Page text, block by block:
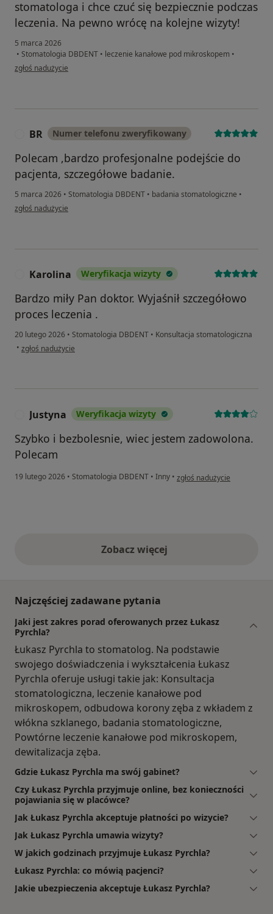
stomatologa i chce czuć się bezpiecznie podczas
leczenia. Na pewno wrócę na kolejne wizyty!
5 marca 2026
• Stomatologia DBDENT • leczenie kanałowe pod mikroskopem •
w opinii użytkownika Pacjent
zgłoś nadużycie
BR Numer telefonu zweryfikowany
Polecam ,bardzo profesjonalne podejście do
pacjenta, szczegółowe badanie.
5 marca 2026 • Stomatologia DBDENT • badania stomatologiczne •
w opinii użytkownika BR
zgłoś nadużycie
Karolina Weryfikacja wizyty
Bardzo miły Pan doktor. Wyjaśnił szczegółowo
proces leczenia .
20 lutego 2026 • Stomatologia DBDENT • Konsultacja stomatologiczna
• w opinii użytkownika Karolina
zgłoś nadużycie
Justyna Weryfikacja wizyty
Szybko i bezbolesnie, wiec jestem zadowolona.
Polecam
19 lutego 2026 • Stomatologia DBDENT • Inny • w opinii użytkownika Justyna
zgłoś nadużycie
Zobacz więcejopinie powyżej
Najczęściej zadawane pytania
Jaki jest zakres porad oferowanych przez Łukasz
Pyrchla?
Łukasz Pyrchla to stomatolog. Na podstawie
swojego doświadczenia i wykształcenia Łukasz
Pyrchla oferuje usługi takie jak: Konsultacja
stomatologiczna, leczenie kanałowe pod
mikroskopem, odbudowa korony zęba z wkładem z
włókna szklanego, badania stomatologiczne,
Powtórne leczenie kanałowe pod mikroskopem,
dewitalizacja zęba.
Gdzie Łukasz Pyrchla ma swój gabinet?
Czy Łukasz Pyrchla przyjmuje online, bez konieczności
pojawiania się w placówce?
Jak Łukasz Pyrchla akceptuje płatności po wizycie?
Jak Łukasz Pyrchla umawia wizyty?
W jakich godzinach przyjmuje Łukasz Pyrchla?
Łukasz Pyrchla: co mówią pacjenci?
Jakie ubezpieczenia akceptuje Łukasz Pyrchla?